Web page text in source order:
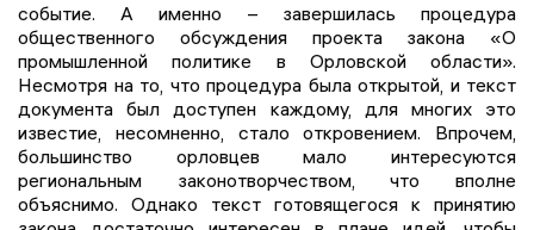
событие. А именно – завершилась процедура
общественного обсуждения проекта закона «О
промышленной политике в Орловской области».
Несмотря на то, что процедура была открытой, и текст
документа был доступен каждому, для многих это
известие, несомненно, стало откровением. Впрочем,
большинство орловцев мало интересуются
региональным законотворчеством, что вполне
объяснимо. Однако текст готовящегося к принятию